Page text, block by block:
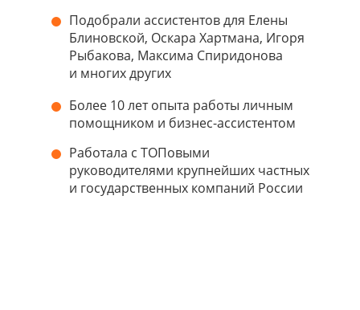
Подобрали ассистентов для Елены
Блиновской, Оскара Хартмана, Игоря
Рыбакова, Максима Спиридонова
и многих других
Более 10 лет опыта работы личным
помощником и бизнес-ассистентом
Работала с ТОПовыми
руководителями крупнейших частных
и государственных компаний России